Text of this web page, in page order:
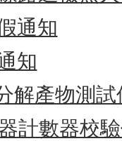
通知
知
解產物測試
計數器校